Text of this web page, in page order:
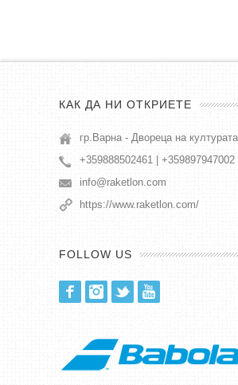
КАК ДА НИ ОТКРИЕТЕ
гр.Варна - Двореца на
+359888502461 | +359897947002
info@raketlon.com
https://www.raketlon.com/
FOLLOW US
FacebookInstagram
Twitter